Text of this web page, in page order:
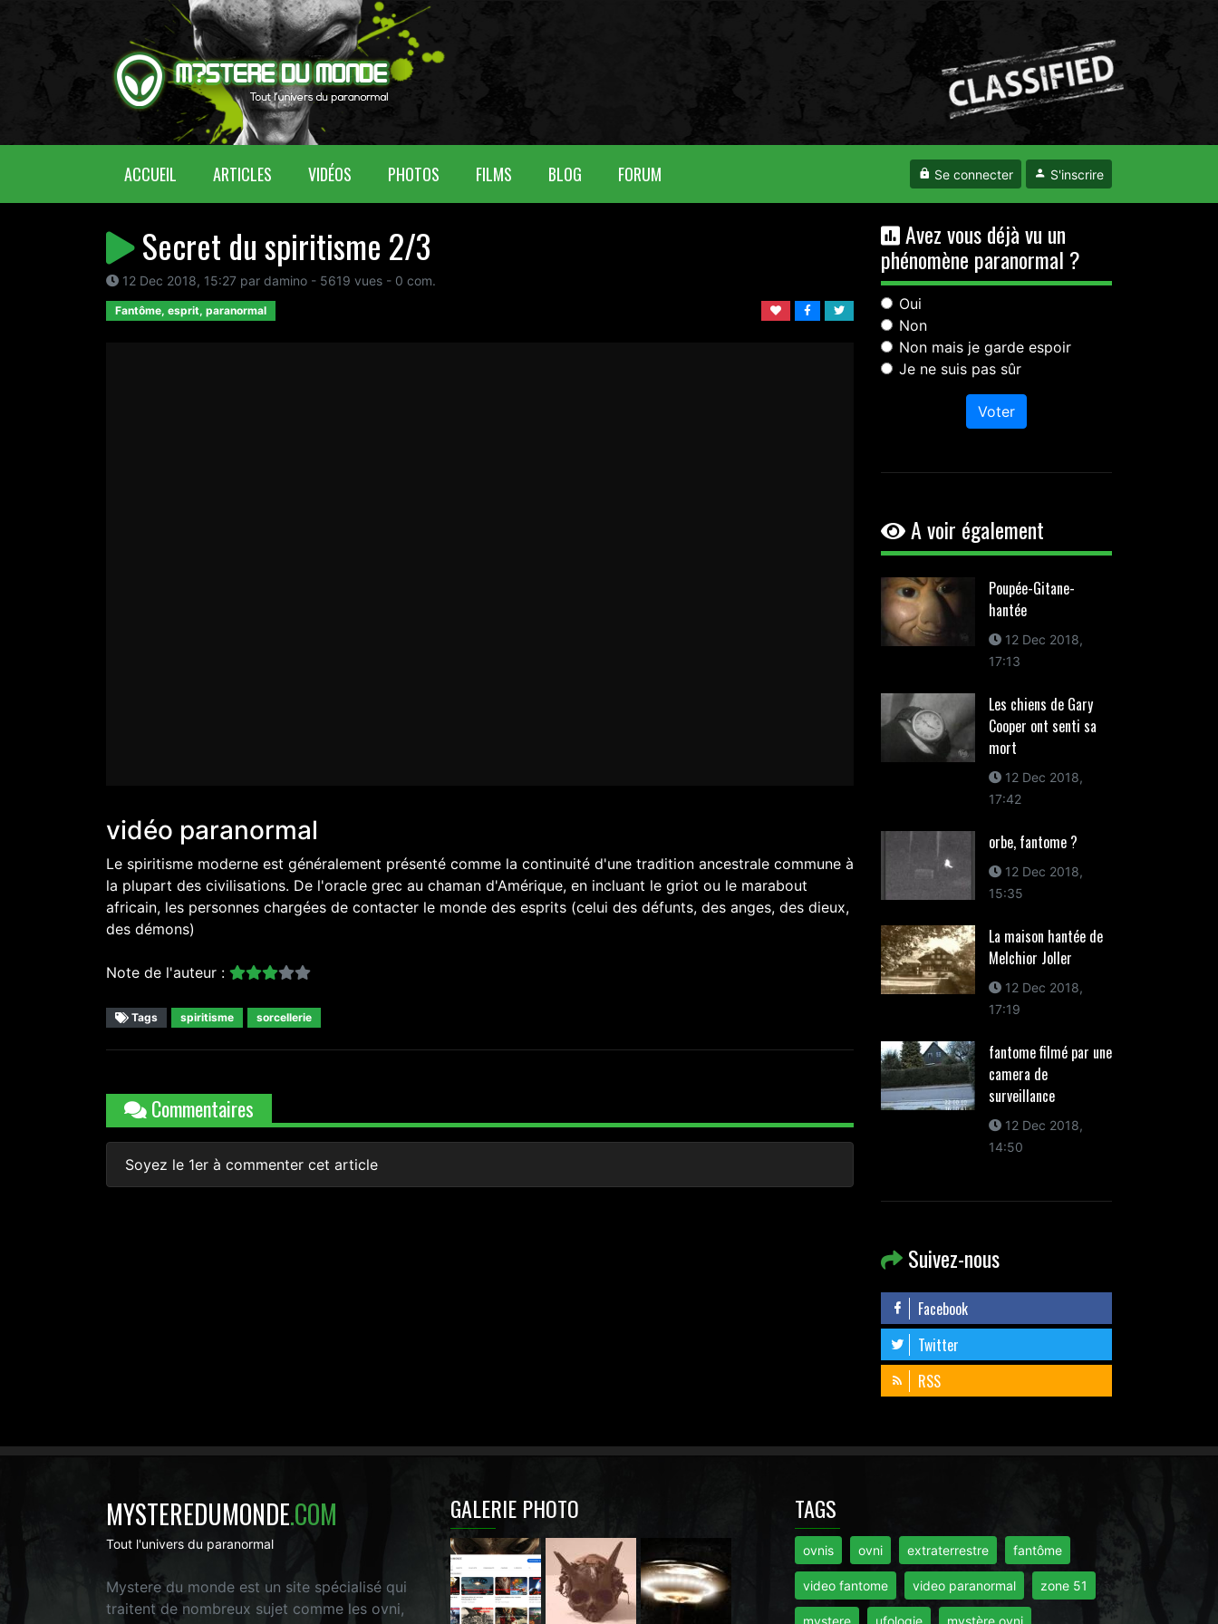
ACCUEIL (CURRENT)ARTICLES VIDÉOS PHOTOS FILMS BLOG FORUM Se connecter S'inscrire
Secret du spiritisme 2/3
12 Dec 2018, 15:27 par damino - 5619 vues - 0 com.
Fantôme, esprit, paranormal
vidéo paranormal
Le spiritisme moderne est généralement présenté comme la continuité d'une tradition ancestrale commune à
la plupart des civilisations. De l'oracle grec au chaman d'Amérique, en incluant le griot ou le marabout
africain, les personnes chargées de contacter le monde des esprits (celui des défunts, des anges, des dieux,
des démons)
Note de l'auteur :
Tags spiritisme sorcellerie
Commentaires
Soyez le 1er à commenter cet article
Avez vous déjà vu un
phénomène paranormal ?
Oui
Non
Non mais je garde espoir
Je ne suis pas sûr
Voter
A voir également
Poupée-Gitane-
hantée
12 Dec 2018,
17:13
Les chiens de Gary
Cooper ont senti sa
mort
12 Dec 2018,
17:42
orbe, fantome ?
12 Dec 2018,
15:35
La maison hantée de
Melchior Joller
12 Dec 2018,
17:19
fantome filmé par une
camera de
surveillance
12 Dec 2018,
14:50
Suivez-nous
Facebook
Twitter
RSS
MYSTEREDUMONDE.COM
Tout l'univers du paranormal
Mystere du monde est un site spécialisé qui
traitent de nombreux sujet comme les ovni,
GALERIE PHOTO TAGS
ovnis ovni extraterrestre fantôme
video fantome video paranormal zone 51
mystere ufologie mystère ovni